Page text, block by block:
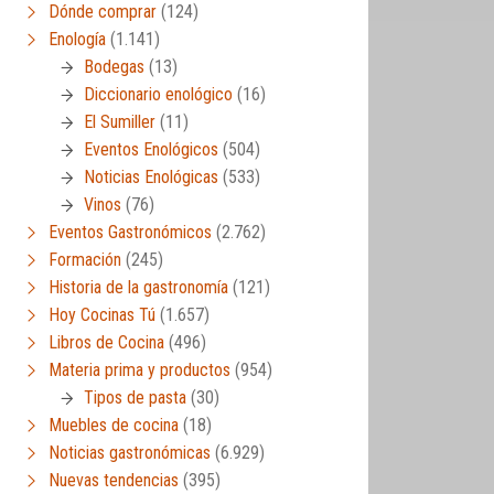
Dónde comprar (124)
Enología (1.141)
Bodegas (13)
Diccionario enológico (16)
El Sumiller (11)
Eventos Enológicos (504)
Noticias Enológicas (533)
Vinos (76)
Eventos Gastronómicos (2.762)
Formación (245)
Historia de la gastronomía (121)
Hoy Cocinas Tú (1.657)
Libros de Cocina (496)
Materia prima y productos (954)
Tipos de pasta (30)
Muebles de cocina (18)
Noticias gastronómicas (6.929)
Nuevas tendencias (395)